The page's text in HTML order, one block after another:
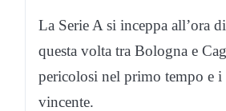
La Serie A si inceppa all’ora
questa volta tra Bologna e
pericolosi nel primo tempo e i
vincente.